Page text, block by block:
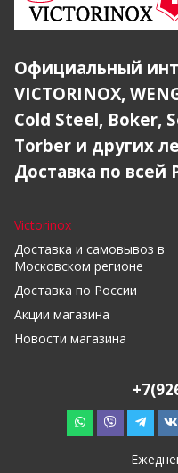
Официальный
VICTORINOX,
Cold Steel, Boker,
Torber и других
Доставка по всей
Victorinox
Доставка и самовывоз в
Московском регионе
Доставка по России
Акции магазина
Новости магазина